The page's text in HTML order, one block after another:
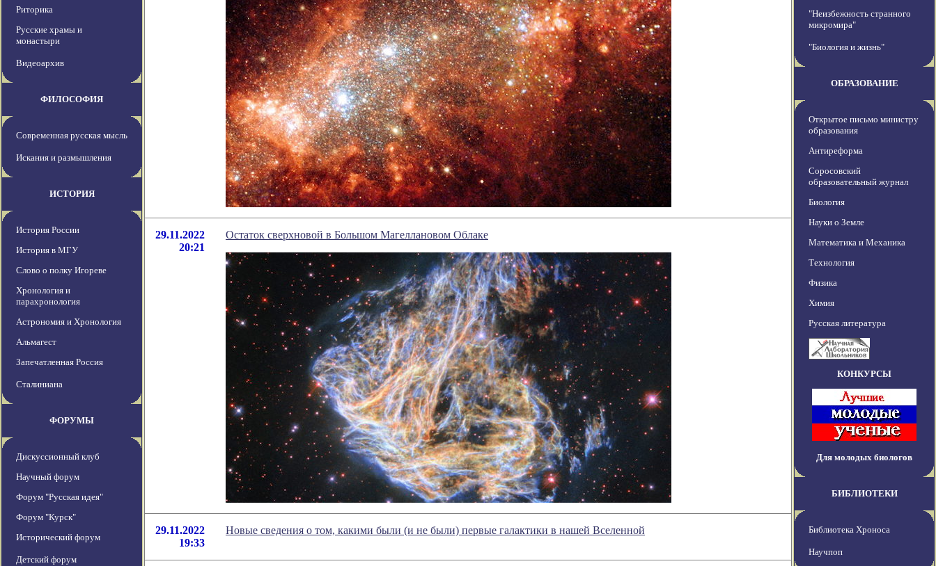
Риторика
Русские храмы и
монастыри
Видеоархив
ФИЛОСОФИЯ
Современная русская мысль
Искания и размышления
ИСТОРИЯ
История России
История в МГУ
Слово о полку Игореве
Хронология и
парахронология
Астрономия и Хронология
Альмагест
Запечатленная Россия
Сталиниана
ФОРУМЫ
Дискуссионный клуб
Научный форум
Форум "Русская идея"
Форум "Курск"
Исторический форум
Детский форум
29.11.2022
20:21
Остаток сверхновой в Большом Магеллановом Облаке
29.11.2022
19:33
Новые сведения о том, какими были (и не были) первые галактики в нашей Вселенной
"Неизбежность странного
микромира"
"Биология и жизнь"
ОБРАЗОВАНИЕ
Открытое письмо министру
образования
Антиреформа
Соросовский
образовательный журнал
Биология
Науки о Земле
Математика и Механика
Технология
Физика
Химия
Русская литература
КОНКУРСЫ
Для молодых биологов
БИБЛИОТЕКИ
Библиотека Хроноса
Научпоп